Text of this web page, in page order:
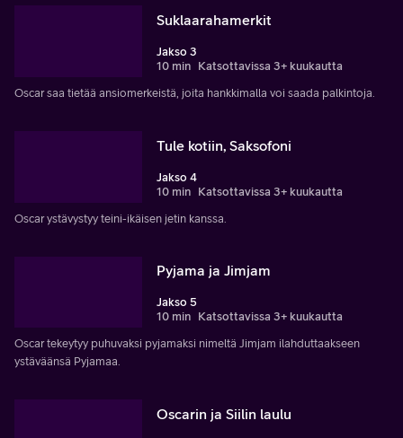
Suklaarahamerkit
Jakso 3
10 min Katsottavissa 3+ kuukautta
Oscar saa tietää ansiomerkeistä, joita hankkimalla voi saada palkintoja.
Tule kotiin, Saksofoni
Jakso 4
10 min Katsottavissa 3+ kuukautta
Oscar ystävystyy teini-ikäisen jetin kanssa.
Pyjama ja Jimjam
Jakso 5
10 min Katsottavissa 3+ kuukautta
Oscar tekeytyy puhuvaksi pyjamaksi nimeltä Jimjam ilahduttaakseen
ystäväänsä Pyjamaa.
Oscarin ja Siilin laulu